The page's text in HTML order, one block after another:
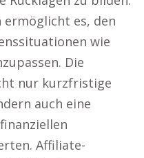
es, den
wie
Die
nur kurzfristige
auch eine
Affiliate-